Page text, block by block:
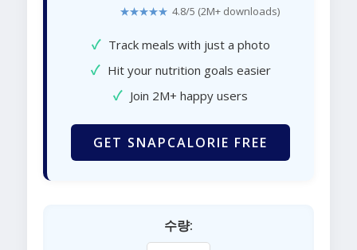
★★★★★ 4.8/5 (2M+ downloads)
✓ Track meals with just a photo
✓ Hit your nutrition goals easier
✓ Join 2M+ happy users
GET SNAPCALORIE FREE
수량: